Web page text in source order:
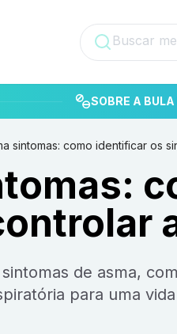
SOBRE A
sintomas: como identificar os
para uma